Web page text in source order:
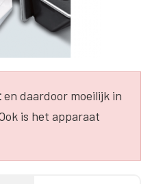
en daardoor moeilijk in
is het apparaat